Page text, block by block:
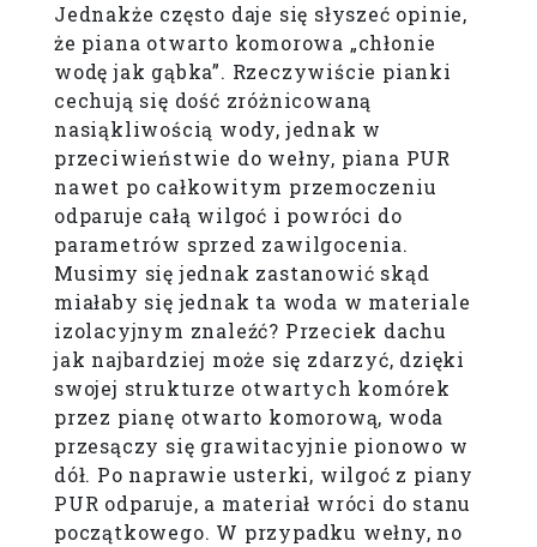
Jednakże często daje się słyszeć opinie,
że piana otwarto komorowa „chłonie
wodę jak gąbka”. Rzeczywiście pianki
cechują się dość zróżnicowaną
nasiąkliwością wody, jednak w
przeciwieństwie do wełny, piana PUR
nawet po całkowitym przemoczeniu
odparuje całą wilgoć i powróci do
parametrów sprzed zawilgocenia.
Musimy się jednak zastanowić skąd
miałaby się jednak ta woda w materiale
izolacyjnym znaleźć? Przeciek dachu
jak najbardziej może się zdarzyć, dzięki
swojej strukturze otwartych komórek
przez pianę otwarto komorową, woda
przesączy się grawitacyjnie pionowo w
dół. Po naprawie usterki, wilgoć z piany
PUR odparuje, a materiał wróci do stanu
początkowego. W przypadku wełny, no